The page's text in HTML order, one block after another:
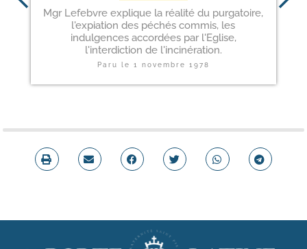
Mgr Lefebvre explique la réalité du purgatoire,
l'expiation des péchés commis, les
indulgences accordées par l'Eglise,
l'interdiction de l'incinération.
Paru le 1 novembre 1978